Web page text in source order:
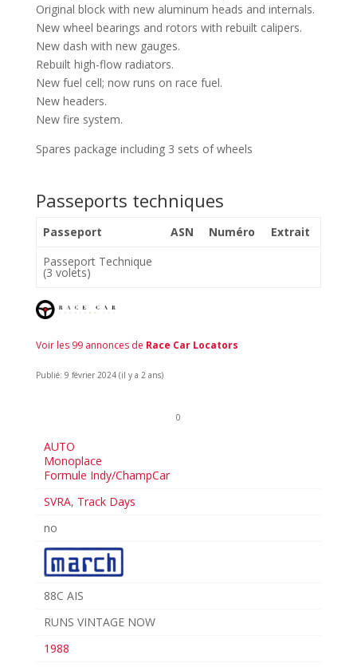
Original block with new aluminum heads and internals.
New wheel bearings and rotors with rebuilt calipers.
New dash with new gauges.
Rebuilt high-flow radiators.
New fuel cell; now runs on race fuel.
New headers.
New fire system.
Spares package including 3 sets of wheels
Passeports techniques
Passeport ASN Numéro
Extrait
Passeport Technique
(3 volets)
Voir les 99 annonces de Race Car Locators
Publié: 9 février 2024 (il y a 2 ans)
0
AUTO
Monoplace
Formule Indy/ChampCar
SVRA, Track Days
no
88C AIS
RUNS VINTAGE NOW
1988